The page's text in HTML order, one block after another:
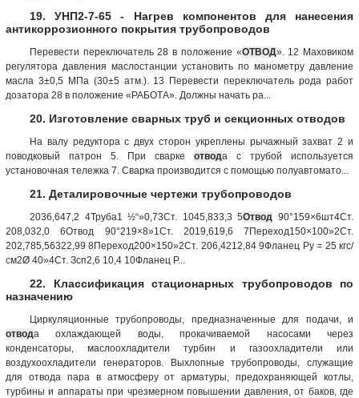
19. УНП2-7-65 - Нагрев компонентов для нанесения
антикоррозионного покрытия трубопроводов
Перевести переключатель 28 в положение «ОТВОД». 12 Маховиком
регулятора давления маслостанции установить по манометру давление
масла 3±0,5 МПа (30±5 атм.). 13 Перевести переключатель рода работ
дозатора 28 в положение «РАБОТА». Должны начать ра...
20. Изготовление сварных труб и секционных отводов
На валу редуктора с двух сторон укреплены рычажный захват 2 и
поводковый патрон 5. При сварке отвода с трубой используется
установочная тележка 7. Сварка производится с помощью полуавтомато...
21. Деталировочные чертежи трубопроводов
2036,647,2 4Труба1 ½“»0,73Ст. 1045,833,3 5Отвод 90°159×6шт4Ст.
208,032,0 6Отвод 90°219×8»1Ст. 2019,619,6 7Переход150×100»2Ст.
202,785,56322,99 8Переход200×150»2Ст. 206,4212,84 9Фланец Ру = 25 кгс/
см2Ø 40»4Ст. Зсп2,6 10,4 10Фланец Р...
22. Классификация стационарных трубопроводов по
назначению
Циркуляционные трубопроводы, предназначенные для подачи, и
отвода охлаждающей воды, прокачиваемой насосами через
конденсаторы, маслоохладители турбин и газоохладители или
воздухоохладители генераторов. Выхлопные трубопроводы, служащие
для отвода пара в атмосферу от арматуры, предохраняющей котлы,
турбины и аппараты при чрезмерном повышении давления, от баков, где